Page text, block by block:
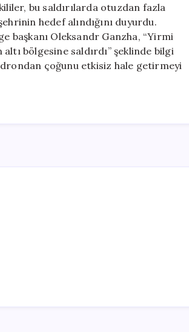
bu saldırılarda otuzdan fazla
hedef alındığını duyurdu.
başkanı Oleksandr Ganzha, “Yirmi
bölgesine saldırdı” şeklinde bilgi
çoğunu etkisiz hale getirmeyi